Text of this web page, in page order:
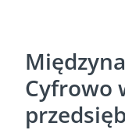
Cyfrowo